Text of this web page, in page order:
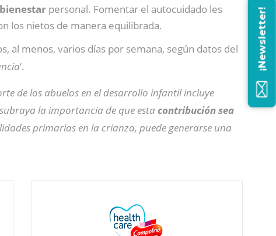
personal. Fomentar el autocuidado les
los nietos de manera equilibrada.
al menos, varios días por semana, según datos del
‘.
de los abuelos en el desarrollo infantil incluye
la importancia de que esta contribución sea
primarias en la crianza, puede generarse una
¡Newsletter!